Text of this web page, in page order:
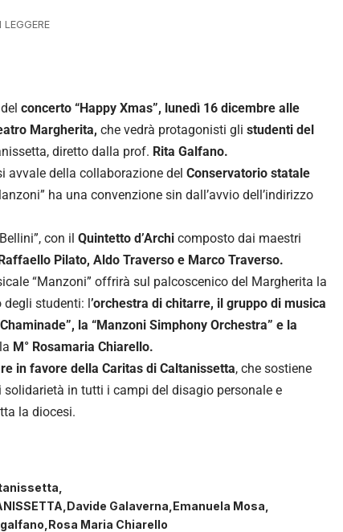
LEGGERE
concerto “Happy Xmas”, lunedì 16 dicembre alle
Margherita, che vedrà protagonisti gli studenti del
diretto dalla prof. Rita Galfano.
avvale della collaborazione del Conservatorio statale
ha una convenzione sin dall’avvio dell’indirizzo
con il Quintetto d’Archi composto dai maestri
Pilato, Aldo Traverso e Marco Traverso.
“Manzoni” offrirà sul palcoscenico del Margherita la
studenti: l’orchestra di chitarre, il gruppo di musica
la “Manzoni Simphony Orchestra” e la
M° Rosamaria Chiarello.
in favore della Caritas di Caltanissetta, che sostiene
in tutti i campi del disagio personale e
la diocesi.
Davide Galaverna Emanuela Mosa
Rosa Maria Chiarello